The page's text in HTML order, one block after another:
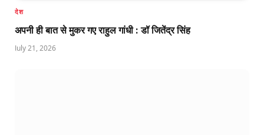
देश
अपनी ही बात से मुकर गए राहुल गांधी : डॉ जितेंद्र सिंह
July 21, 2026